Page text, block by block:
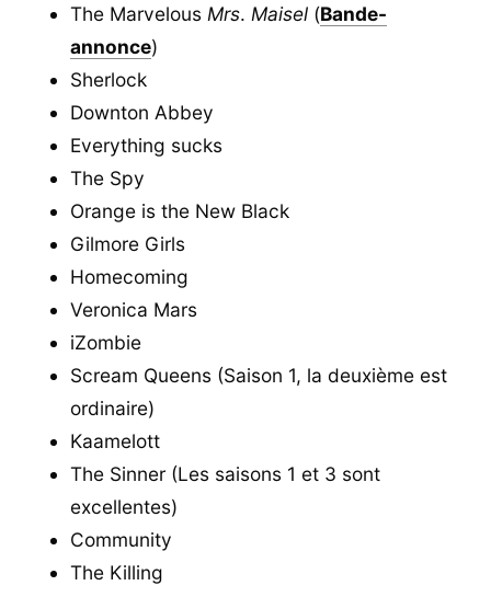
The Marvelous Mrs. Maisel (Bande-
annonce)
Sherlock
Downton Abbey
Everything sucks
The Spy
Orange is the New Black
Gilmore Girls
Homecoming
Veronica Mars
iZombie
Scream Queens (Saison 1, la deuxième est
ordinaire)
Kaamelott
The Sinner (Les saisons 1 et 3 sont
excellentes)
Community
The Killing